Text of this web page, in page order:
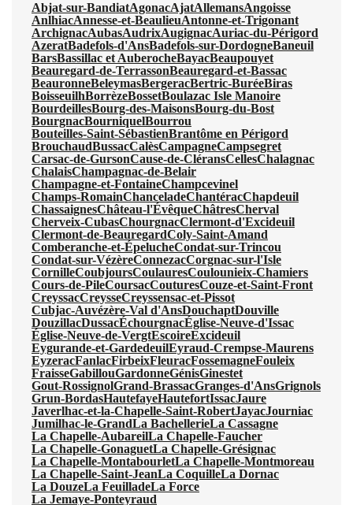
Abjat-sur-BandiatAgonacAjatAllemansAngoisse
AnlhiacAnnesse-et-BeaulieuAntonne-et-Trigonant
ArchignacAubasAudrixAugignacAuriac-du-Périgord
AzeratBadefols-d'AnsBadefols-sur-DordogneBaneuil
BarsBassillac et AuberocheBayacBeaupouyet
Beauregard-de-TerrassonBeauregard-et-Bassac
BeauronneBeleymasBergeracBertric-BuréeBiras
BoisseuilhBorrèzeBossetBoulazac Isle Manoire
BourdeillesBourg-des-MaisonsBourg-du-Bost
BourgnacBourniquelBourrou
Bouteilles-Saint-SébastienBrantôme en Périgord
BrouchaudBussacCalèsCampagneCampsegret
Carsac-de-GursonCause-de-CléransCellesChalagnac
ChalaisChampagnac-de-Belair
Champagne-et-FontaineChampcevinel
Champs-RomainChanceladeChantéracChapdeuil
ChassaignesChâteau-l'ÉvêqueChâtresCherval
Cherveix-CubasChourgnacClermont-d'Excideuil
Clermont-de-BeauregardColy-Saint-Amand
Comberanche-et-ÉpelucheCondat-sur-Trincou
Condat-sur-VézèreConnezacCorgnac-sur-l'Isle
CornilleCoubjoursCoulauresCoulounieix-Chamiers
Cours-de-PileCoursacCouturesCouze-et-Saint-Front
CreyssacCreysseCreyssensac-et-Pissot
Cubjac-Auvézère-Val d'AnsDouchaptDouville
DouzillacDussacÉchourgnacÉglise-Neuve-d'Issac
Église-Neuve-de-VergtEscoireExcideuil
Eygurande-et-GardedeuilEyraud-Crempse-Maurens
EyzeracFanlacFirbeixFleuracFossemagneFouleix
FraisseGabillouGardonneGénisGinestet
Gout-RossignolGrand-BrassacGranges-d'AnsGrignols
Grun-BordasHautefayeHautefortIssacJaure
Javerlhac-et-la-Chapelle-Saint-RobertJayacJourniac
Jumilhac-le-GrandLa BachellerieLa Cassagne
La Chapelle-AubareilLa Chapelle-Faucher
La Chapelle-GonaguetLa Chapelle-Grésignac
La Chapelle-MontabourletLa Chapelle-Montmoreau
La Chapelle-Saint-JeanLa CoquilleLa Dornac
La DouzeLa FeuilladeLa Force
La Jemaye-Ponteyraud